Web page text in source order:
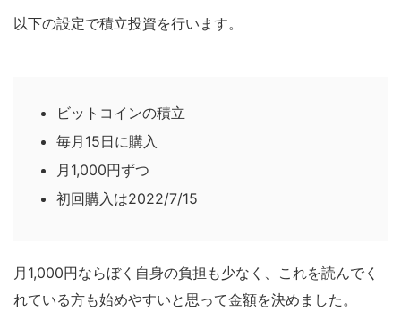
以下の設定で積立投資を行います。
ビットコインの積立
毎月15日に購入
月1,000円ずつ
初回購入は2022/7/15
月1,000円ならぼく自身の負担も少なく、これを読んでく
れている方も始めやすいと思って金額を決めました。